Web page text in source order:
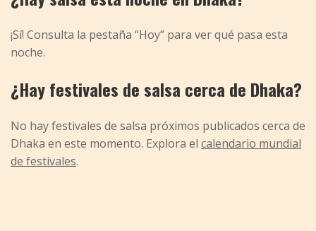
¡Sí! Consulta la pestaña “Hoy” para ver qué pasa esta
noche.
¿Hay festivales de salsa cerca de Dhaka?
No hay festivales de salsa próximos publicados cerca de
Dhaka en este momento. Explora el calendario mundial
de festivales.